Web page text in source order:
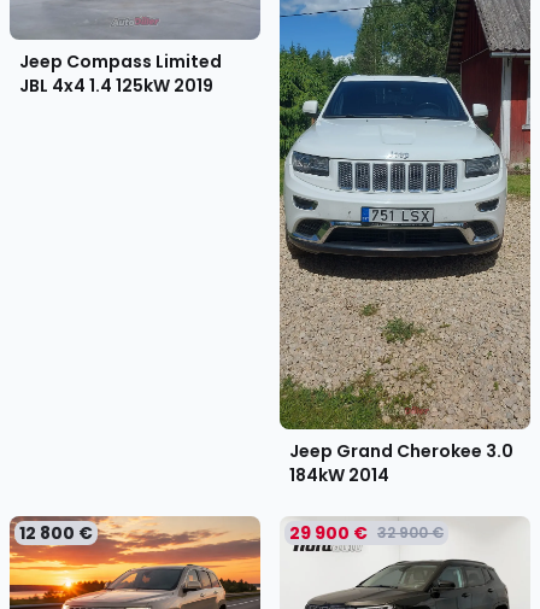
Jeep Compass Limited
JBL 4x4 1.4 125kW 2019
Jeep Grand Cherokee 3.0
184kW 2014
12 800 € 29 900 € 32 900 €